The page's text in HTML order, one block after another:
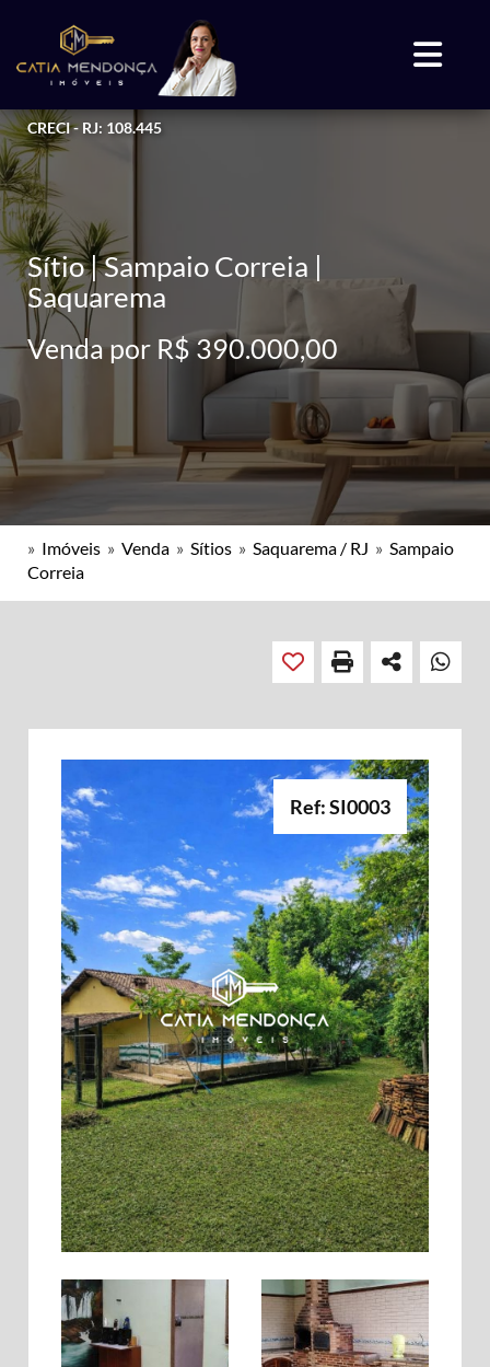
CRECI - RJ: 108.445
Sítio | Sampaio Correia |
Saquarema
Venda por R$ 390.000,00
» Imóveis » Venda » Sítios » Saquarema / RJ » Sampaio
Correia
Ref: SI0003